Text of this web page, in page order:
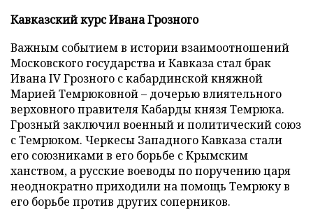
Кавказский курс Ивана Грозного
Важным событием в истории взаимоотношений
Московского государства и Кавказа стал брак
Ивана IV Грозного с кабардинской княжной
Марией Темрюковной – дочерью влиятельного
верховного правителя Кабарды князя Темрюка.
Грозный заключил военный и политический союз
с Темрюком. Черкесы Западного Кавказа стали
его союзниками в его борьбе с Крымским
ханством, а русские воеводы по поручению царя
неоднократно приходили на помощь Темрюку в
его борьбе против других соперников.